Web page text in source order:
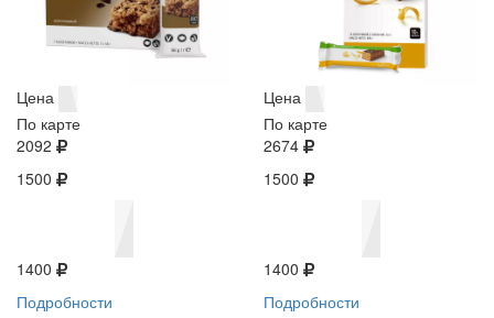
Цена
По карте
2092
1500
1400
Подробности
Цена
По карте
2674
1500
1400
Подробности